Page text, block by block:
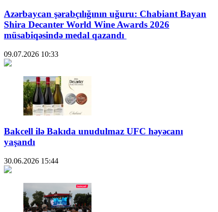
Azərbaycan şərabçılığının uğuru: Chabiant Bayan
Shira Decanter World Wine Awards 2026
müsabiqəsində medal qazandı
09.07.2026 10:33
Bakcell ilə Bakıda unudulmaz UFC həyəcanı
yaşandı
30.06.2026 15:44